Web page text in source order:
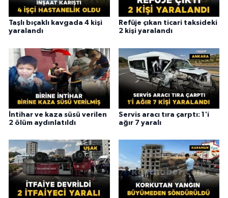
Taşlı bıçaklı kavgada 4 kişi
yaralandı
Refüje çıkan ticari taksideki
2 kişi yaralandı
İntihar ve kaza süsü verilen
2 ölüm aydınlatıldı
Servis aracı tıra çarptı: 1'i
ağır 7 yaralı